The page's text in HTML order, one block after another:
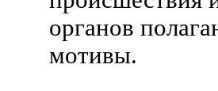
органов
мотивы.